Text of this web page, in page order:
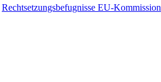
Rechtsetzungsbefugnisse EU-Kommission